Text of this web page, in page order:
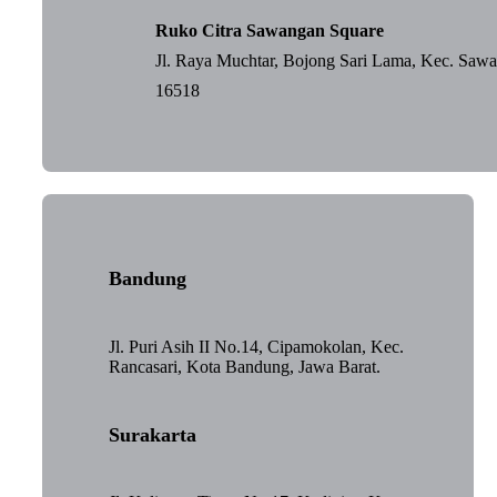
Ruko Citra Sawangan Square
Jl. Raya Muchtar, Bojong Sari Lama, Kec.
16518
Bandung
Jl. Puri Asih II No.14, Cipamokolan, Kec.
Rancasari, Kota Bandung, Jawa Barat.
Surakarta